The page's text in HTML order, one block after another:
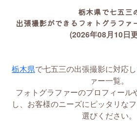
栃木県で七五三
出張撮影ができるフォトグラファ
(2026年08月10日
栃木県で七五三の出張撮影に対応
ァー一覧。
フォトグラファーのプロフィール
し、お客様のニーズにピッタリな
選びください。